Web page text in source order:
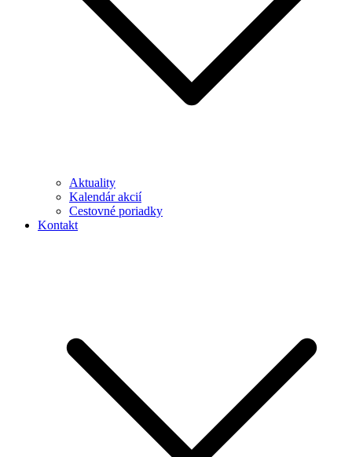
Aktuality
Kalendár akcií
Cestovné poriadky
Kontakt